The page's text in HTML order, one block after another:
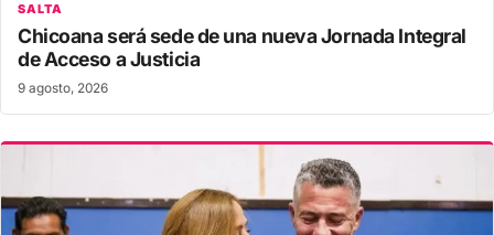
SALTA
Chicoana será sede de una nueva Jornada Integral
de Acceso a Justicia
9 agosto, 2026